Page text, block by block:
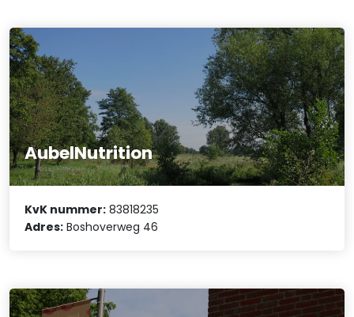
AubelNutrition
KvK nummer: 83818235
Adres: Boshoverweg 46